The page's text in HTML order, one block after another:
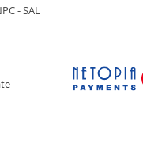
- SAL